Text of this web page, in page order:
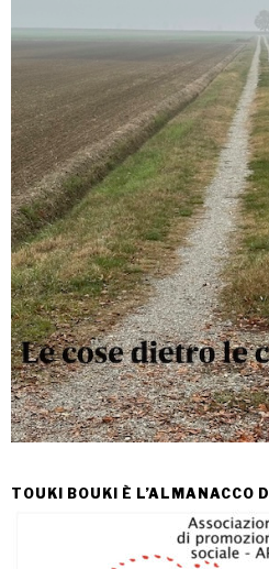
TOUKI BOUKI È L’ALMANACCO DI